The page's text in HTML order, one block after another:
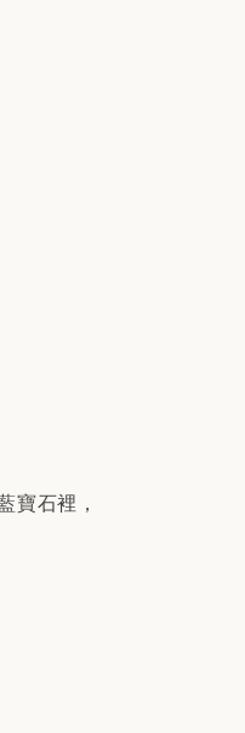
寶石裡，